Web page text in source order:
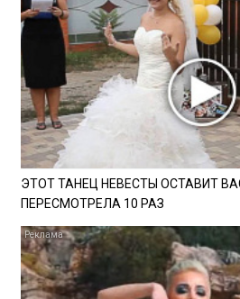
ЭТОТ ТАНЕЦ НЕВЕСТЫ ОСТАВИТ
ПЕРЕСМОТРЕЛА 10 РАЗ